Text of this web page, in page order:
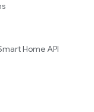
Home API